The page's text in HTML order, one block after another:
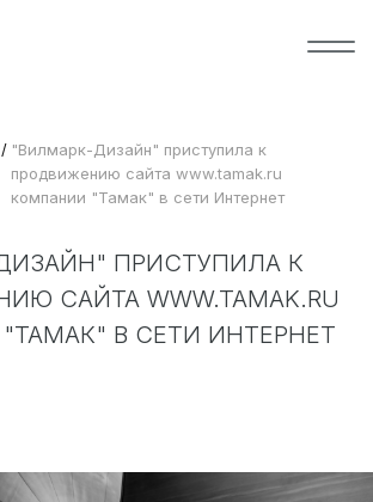
"Вилмарк-Дизайн" приступила к
продвижению сайта www.tamak.ru
компании "Тамак" в сети Интернет
ПРИСТУПИЛА К
САЙТА WWW.TAMAK.RU
В СЕТИ ИНТЕРНЕТ